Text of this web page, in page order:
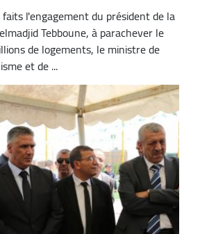
l'engagement du président de la
Tebboune, à parachever le
de logements, le ministre de
et de ...